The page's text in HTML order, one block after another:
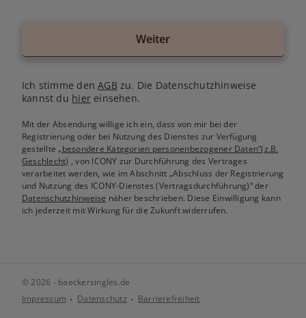
Weiter
Ich stimme denAGB zu. Die Datenschutzhinweise
kannst du hiereinsehen.
Mit der Absendung willige ich ein, dass von mir bei der
Registrierung oder bei Nutzung des Dienstes zur Verfügung
gestellte„besondere Kategorien personenbezogener Daten“(z.B.
Geschlecht) , von ICONY zur Durchführung des Vertrages
verarbeitet werden, wie im Abschnitt „Abschluss der Registrierung
und Nutzung des ICONY-Dienstes (Vertragsdurchführung)“ der
Datenschutzhinweise näher beschrieben. Diese Einwilligung kann
ich jederzeit mit Wirkung für die Zukunft widerrufen.
© 2026 - baeckersingles.de
Impressum
Datenschutz Barrierefreiheit